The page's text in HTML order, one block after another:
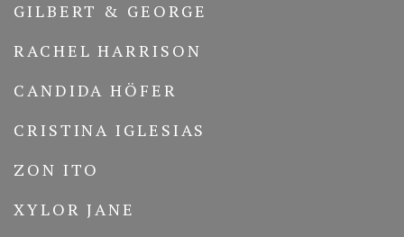
GILBERT & GEORGE
RACHEL HARRISON
CANDIDA HÖFER
CRISTINA IGLESIAS
ZON ITO
XYLOR JANE